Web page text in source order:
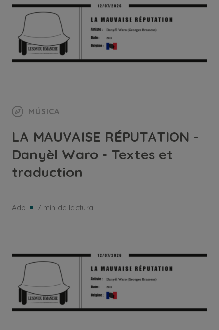
MÚSICA
LA MAUVAISE RÉPUTATION -
Danyèl Waro - Textes et
traduction
Adp 7 min de lectura